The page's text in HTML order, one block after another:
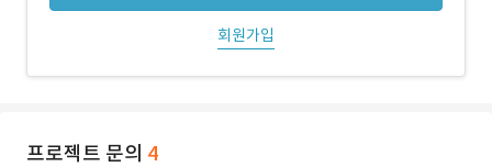
회원가입
프로젝트 문의 4